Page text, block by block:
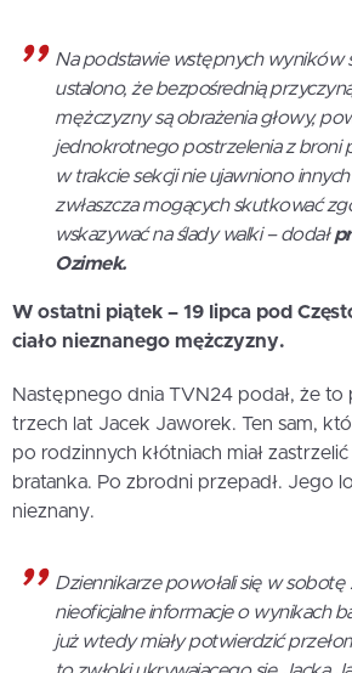
Na podstawie wstępnych wyników
ustalono, że bezpośrednią
mężczyzny są obrażenia głowy,
jednokrotnego postrzelenia z broni
w trakcie sekcji nie ujawniono
zwłaszcza mogących skutkować
wskazywać na ślady walki – dodał
Ozimek.
W ostatni piątek – 19 lipca pod
ciało nieznanego mężczyzny.
Następnego dnia TVN24 podał, że to
trzech lat Jacek Jaworek. Ten sam,
po rodzinnych kłótniach miał
bratanka. Po zbrodni przepadł. Jego
nieznany.
Dziennikarze powołali się w sobotę
nieoficjalne informacje o wynikach
już wtedy miały potwierdzić